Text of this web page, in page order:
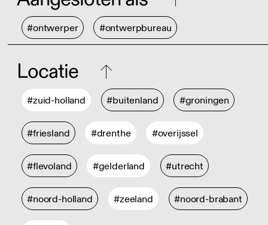
#ontwerper #ontwerpbureau
Locatie
#zuid-holland #buitenland #groningen
#friesland #drenthe #overijssel
#flevoland #gelderland #utrecht
#noord-holland #zeeland #noord-brabant